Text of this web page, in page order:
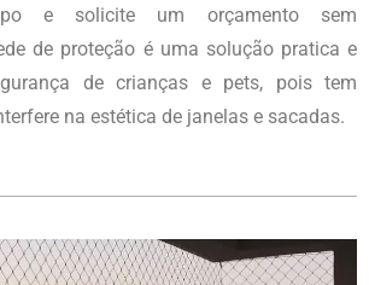
e solicite um orçamento sem
de proteção é uma solução pratica e
de crianças e pets, pois tem
na estética de janelas e sacadas.